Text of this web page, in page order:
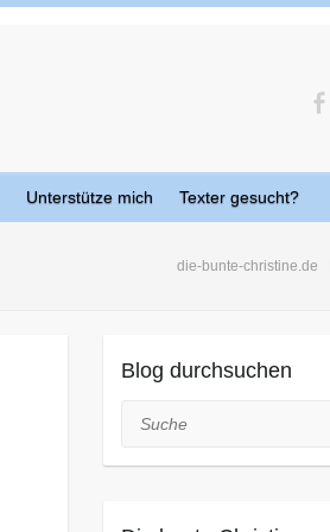
Unterstütze mich Texter gesucht?
die-bunte-christine.de
Blog durchsuchen
Suche